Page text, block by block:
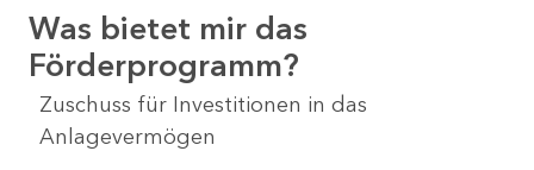
Was bietet mir das
Förderprogramm?
Zuschuss für Investitionen in das
Anlagevermögen